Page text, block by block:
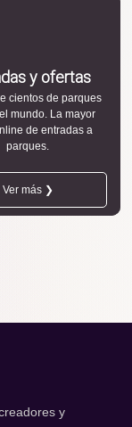
y ofertas
cientos de parques
mundo. La mayor
de entradas a
parques.
Ver más ❯
y